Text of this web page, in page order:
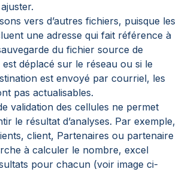
vers d’autres fichiers, puisque les
une adresse qui fait référence à
du fichier source de
est déplacé sur le réseau ou si le
est envoyé par courriel, les
pas actualisables.
validation des cellules ne permet
le résultat d’analyses. Par exemple,
client, Partenaires ou partenaire
à calculer le nombre, excel
pour chacun (voir image ci-